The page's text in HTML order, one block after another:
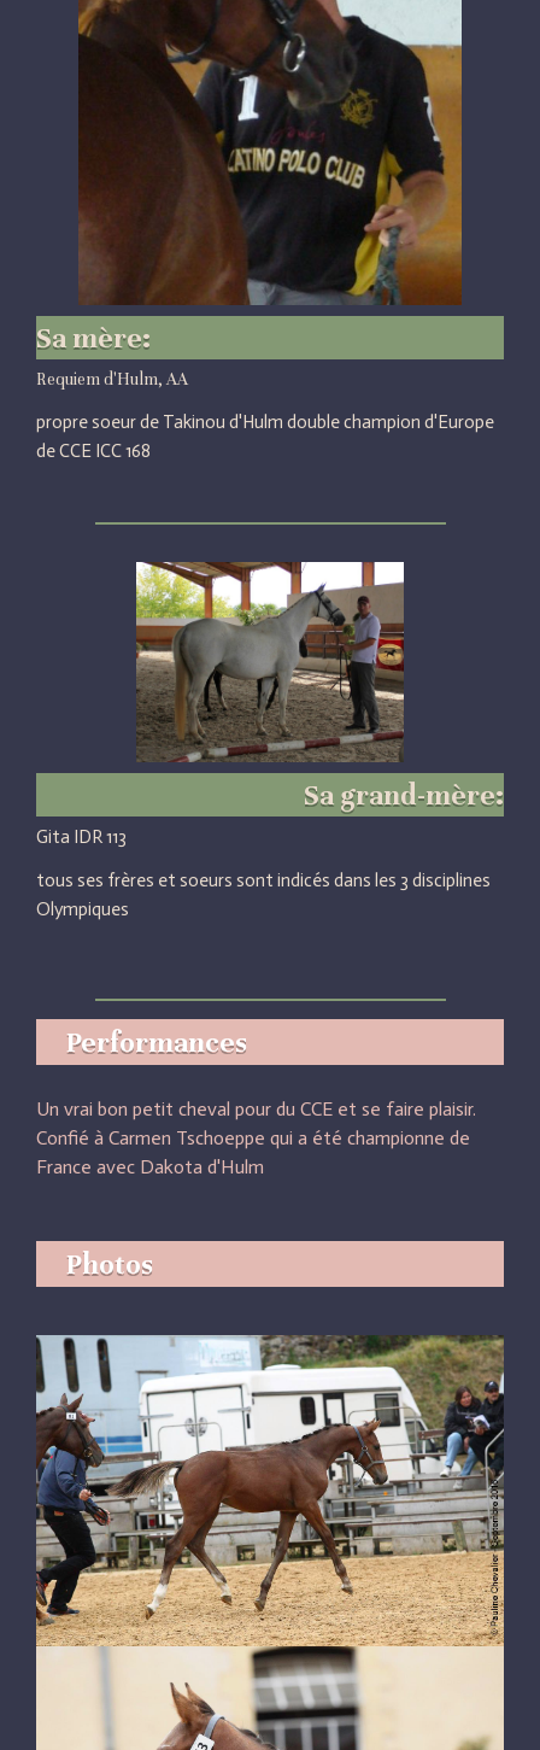
Sa mère:
Requiem d'Hulm, AA
propre soeur de Takinou d'Hulm double champion d'Europe
de CCE ICC 168
Sa grand-mère:
Gita IDR 113
tous ses frères et soeurs sont indicés dans les 3 disciplines
Olympiques
Performances
Un vrai bon petit cheval pour du CCE et se faire plaisir.
Confié à Carmen Tschoeppe qui a été championne de
France avec Dakota d'Hulm
Photos